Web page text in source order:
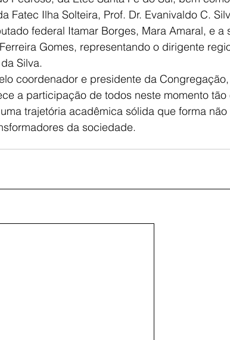
Fatec Ilha Solteira, Prof. Dr. Evanivaldo C.
federal Itamar Borges, Mara Amaral, e a
Gomes, representando o dirigente
Silva.
coordenador e presidente da
a participação de todos neste momento tão
trajetória acadêmica sólida que forma
da sociedade.